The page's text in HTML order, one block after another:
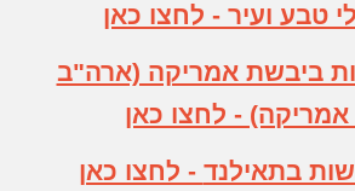
טבע ועיר - לחצו כאן
ביבשת אמריקה (ארה"ב
אמריקה) - לחצו כאן
בתאילנד - לחצו כאן